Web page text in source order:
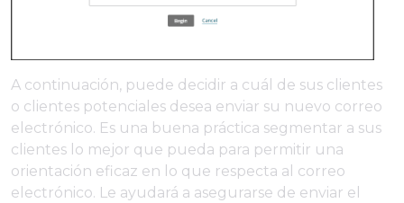
A continuación, puede decidir a cuál de sus clientes
o clientes potenciales desea enviar su nuevo correo
electrónico. Es una buena práctica segmentar a sus
clientes lo mejor que pueda para permitir una
orientación eficaz en lo que respecta al correo
electrónico. Le ayudará a asegurarse de enviar el